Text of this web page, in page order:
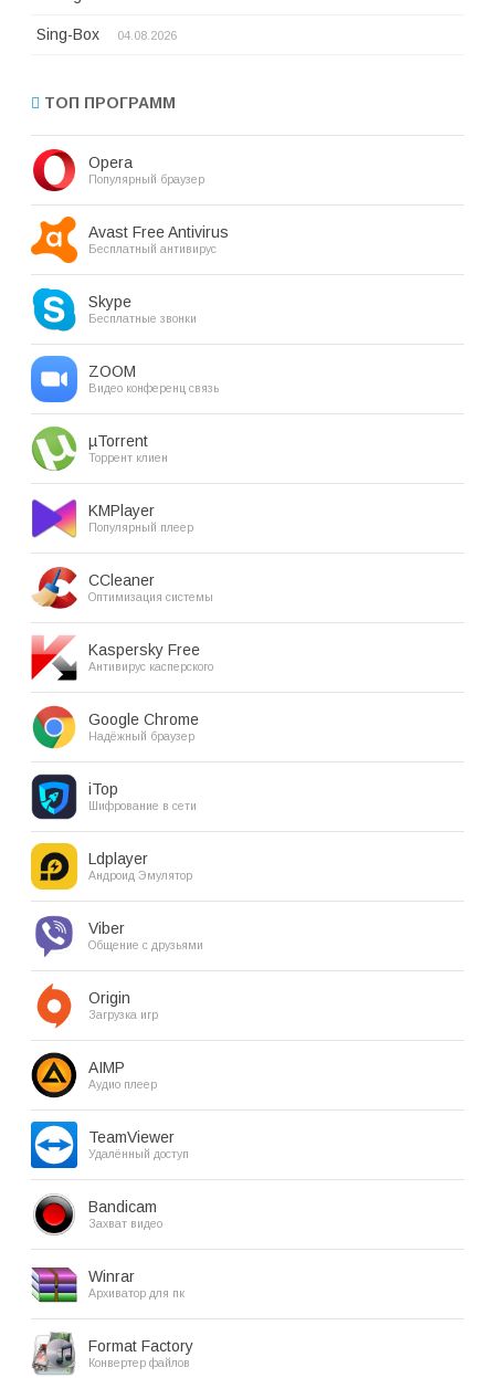
Sing-Box 04.08.2026
ТОП ПРОГРАММ
Opera
Популярный браузер
Avast Free Antivirus
Бесплатный антивирус
Skype
Бесплатные звонки
ZOOM
Видео конференц связь
µTorrent
Торрент клиен
KMPlayer
Популярный плеер
CCleaner
Оптимизация системы
Kaspersky Free
Антивирус касперского
Google Chrome
Надёжный браузер
iTop
Шифрование в сети
Ldplayer
Андроид Эмулятор
Viber
Общение с друзьями
Origin
Загрузка игр
AIMP
Аудио плеер
TeamViewer
Удалённый доступ
Bandicam
Захват видео
Winrar
Архиватор для пк
Format Factory
Конвертер файлов